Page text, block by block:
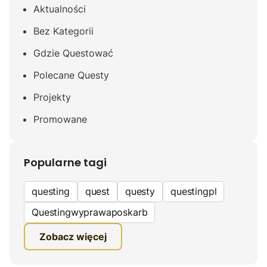
Aktualności
Bez Kategorii
Gdzie Questować
Polecane Questy
Projekty
Promowane
Popularne tagi
questing quest questy
questingpl
Questingwyprawaposkarb
edukacyjna gra terenowa
fundacja questingu
Zobacz więcej